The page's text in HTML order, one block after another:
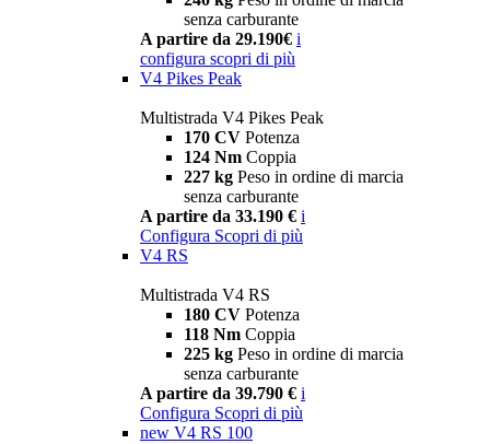
senza carburante
A partire da 29.190€ i
configura scopri di più
V4 Pikes Peak
Multistrada V4 Pikes Peak
170 CV Potenza
124 Nm Coppia
227 kg Peso in ordine di marcia
senza carburante
A partire da 33.190 € i
Configura Scopri di più
V4 RS
Multistrada V4 RS
180 CV Potenza
118 Nm Coppia
225 kg Peso in ordine di marcia
senza carburante
A partire da 39.790 € i
Configura Scopri di più
new V4 RS 100